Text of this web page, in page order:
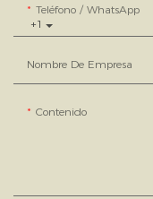
+1
Teléfono / WhatsApp
Nombre De Empresa
Contenido